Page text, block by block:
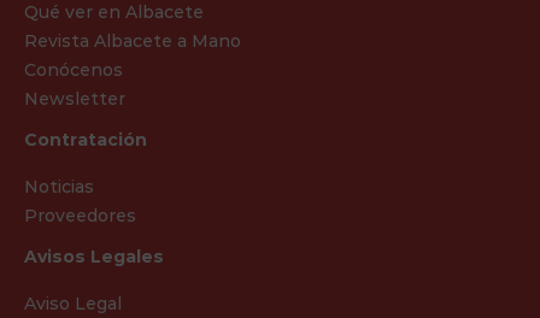
Qué ver en Albacete
Revista Albacete a Mano
Conócenos
Newsletter
Contratación
Noticias
Proveedores
Avisos Legales
Aviso Legal